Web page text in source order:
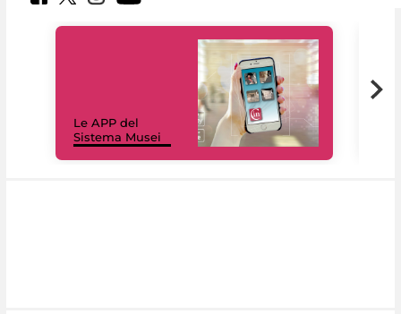
Le APP del
Sistema Musei